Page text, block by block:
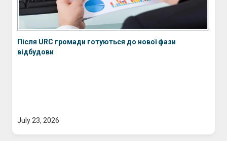
Після URC громади готуються до нової фази
відбудови
July 23, 2026